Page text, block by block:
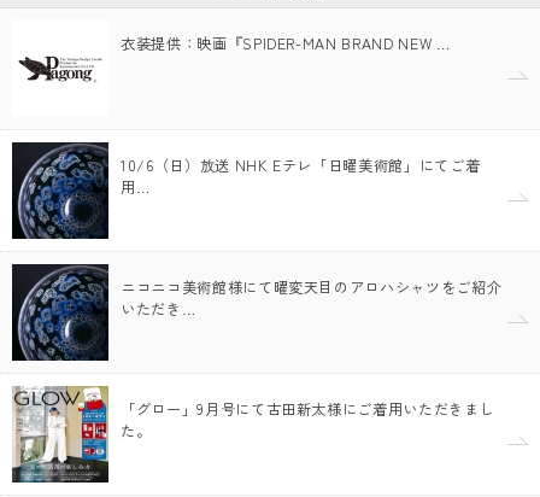
衣装提供：映画『SPIDER-MAN BRAND NEW …
10/6（日）放送 NHK Eテレ「日曜美術館」にてご着
用…
ニコニコ美術館様にて曜変天目のアロハシャツをご紹介
いただき…
「グロー」9月号にて古田新太様にご着用いただきまし
た。